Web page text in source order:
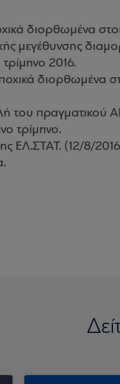
διορθωμένα
μεγέθυνσης
2016.
διορθωμένα
του
τρίμηνο.
της ΕΛ.ΣΤΑΤ. (12/8/